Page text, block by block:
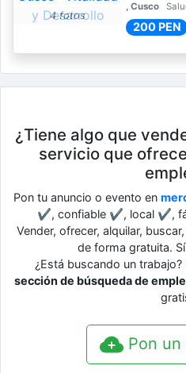
4 fotos
, Cusco
200 PEN
¿Tiene algo que
servicio que
Pon tu anuncio o evento en
✔, confiable ✔, local ✔,
Vender, ofrecer, alquilar,
de forma gratuita.
¿Está buscando un trabajo?
sección de búsqueda de
Pon un